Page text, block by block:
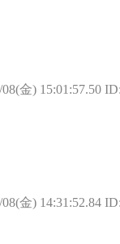
08(金) 15:01:57.50
08(金) 14:31:52.84